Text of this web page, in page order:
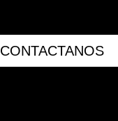
CONTACTANOS